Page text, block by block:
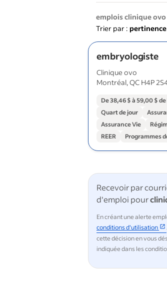
emplois clinique ovo
Trier par : pertinence
embryologiste
Clinique ovo
Montréal, QC H4P
De 38,46 $ à 59,00 $ de
Quart de jour
Assurance Vie
REER
Programmes
Recevoir par
d'emploi pour
En créant une alerte
conditions d'utilisation
cette décision en vous
indiquée dans les